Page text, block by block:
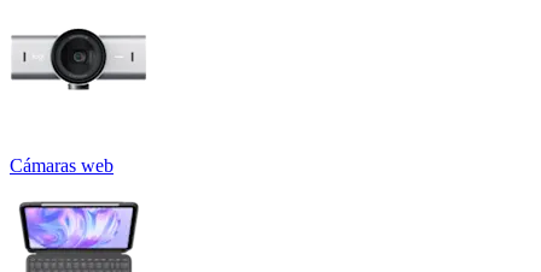
Cámaras web